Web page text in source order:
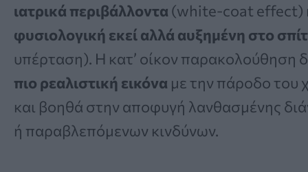
ιατρικά περιβάλλοντα (white-coat effect)
φυσιολογική εκεί αλλά αυξημένη στο
υπέρταση). Η κατ’ οίκον παρακολούθηση
πιο ρεαλιστική εικόνα με την πάροδο του
και βοηθά στην αποφυγή λανθασμένης
ή παραβλεπόμενων κινδύνων.